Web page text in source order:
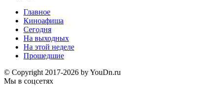
Главное
Киноафиша
Сегодня
На выходных
На этой неделе
Прошедшие
© Copyright 2017-2026 by YouDn.ru
Мы в соцсетях